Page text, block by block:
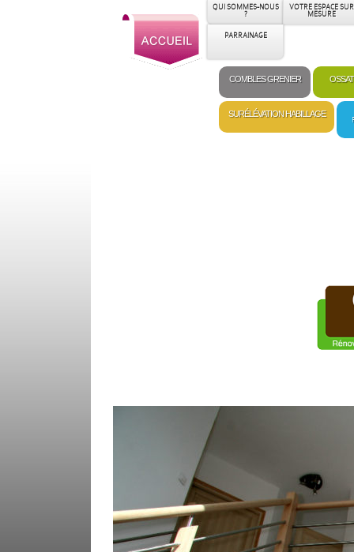
QUI SOMMES-NOUS
?
VOTRE ESPACE SUR
MESURE
PARRAINAGE
COMBLES GRENIER
SURÉLÉVATION HABILLAGE